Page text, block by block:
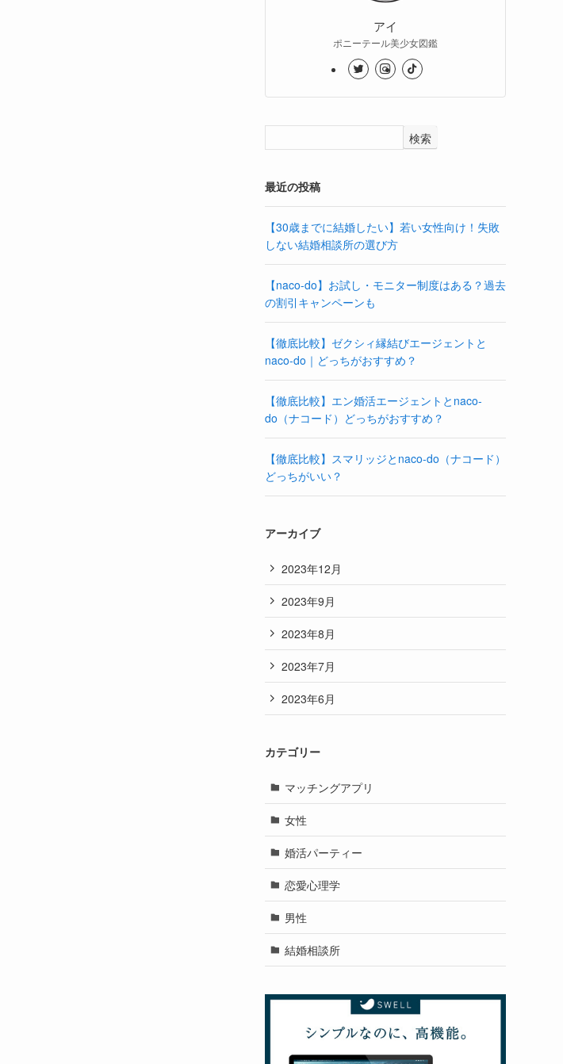
アイ
ポニーテール美少女図鑑
検索
最近の投稿
【30歳までに結婚したい】若い女性向け！失敗
しない結婚相談所の選び方
【naco-do】お試し・モニター制度はある？過去
の割引キャンペーンも
【徹底比較】ゼクシィ縁結びエージェントと
naco-do｜どっちがおすすめ？
【徹底比較】エン婚活エージェントとnaco-
do（ナコード）どっちがおすすめ？
【徹底比較】スマリッジとnaco-do（ナコード）
どっちがいい？
アーカイブ
2023年12月
2023年9月
2023年8月
2023年7月
2023年6月
カテゴリー
マッチングアプリ
女性
婚活パーティー
恋愛心理学
男性
結婚相談所